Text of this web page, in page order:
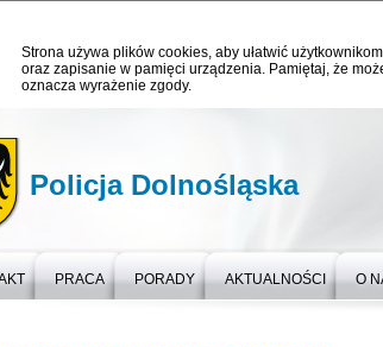
Strona używa plików cookies, aby ułatwić
oraz zapisanie w pamięci urządzenia. Pamiętaj, że
oznacza wyrażenie zgody.
Policja Dolnośląska
PRACA PORADY AKTUALNOŚCI O